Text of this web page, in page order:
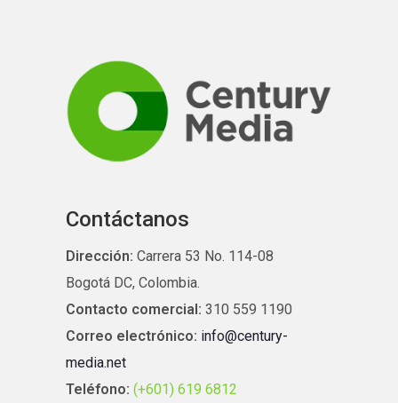
Contáctanos
Dirección: Carrera 53 No. 114-08
Bogotá DC, Colombia.
Contacto comercial: 310 559 1190
Correo electrónico: info@century-
media.net
Teléfono: (+601) 619 6812